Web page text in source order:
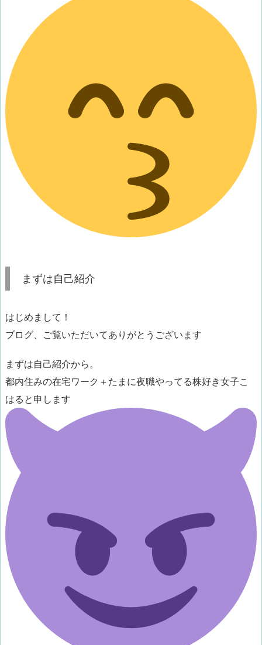
まずは自己紹介
はじめまして！
ブログ、ご覧いただいてありがとうございます
まずは自己紹介から。
都内住みの在宅ワーク＋たまに夜職やってる株好き女子こ
はると申します